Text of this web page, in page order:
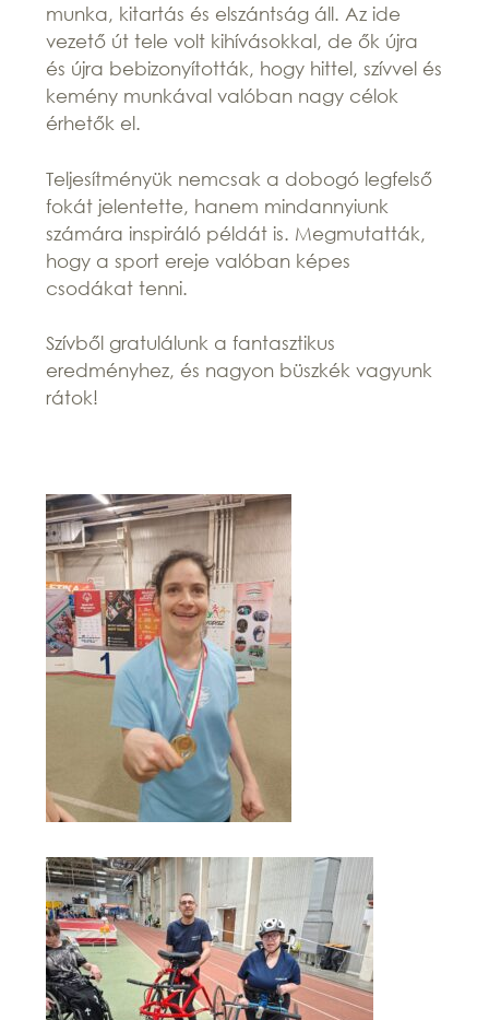
munka, kitartás és elszántság áll. Az ide
vezető út tele volt kihívásokkal, de ők újra
és újra bebizonyították, hogy hittel, szívvel és
kemény munkával valóban nagy célok
érhetők el.
Teljesítményük nemcsak a dobogó legfelső
fokát jelentette, hanem mindannyiunk
számára inspiráló példát is. Megmutatták,
hogy a sport ereje valóban képes
csodákat tenni.
Szívből gratulálunk a fantasztikus
eredményhez, és nagyon büszkék vagyunk
rátok!